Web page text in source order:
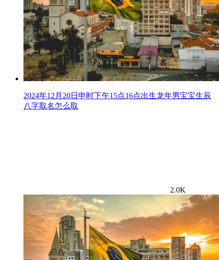
2024年12月20日申时下午15点16点出生龙年男宝宝生辰
八字取名怎么取
2.0K